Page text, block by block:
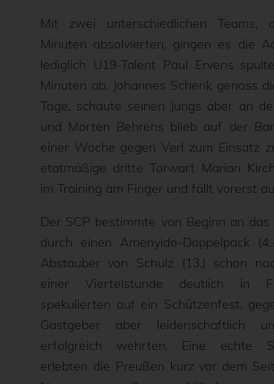
Mit zwei unterschiedlichen Teams,
Minuten absolvierten, gingen es die
lediglich U19-Talent Paul Ervens
Minuten ab. Johannes Schenk genoss
Tage, schaute seinen Jungs aber an
und Morten Behrens blieb auf der
einer Woche gegen Verl zum Einsatz
etatmäßige dritte Torwart Marian
im Training am Finger und fällt vorerst
Der SCP bestimmte von Beginn an das
durch einen Amenyido-Doppelpack
Abstauber von Schulz (13.) schon
einer Viertelstunde deutlich in
spekulierten auf ein Schützenfest,
Gastgeber aber leidenschaftlich
erfolgreich wehrten. Eine echte
erlebten die Preußen kurz vor dem